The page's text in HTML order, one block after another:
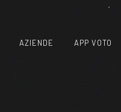
AZIENDE APP VOTO